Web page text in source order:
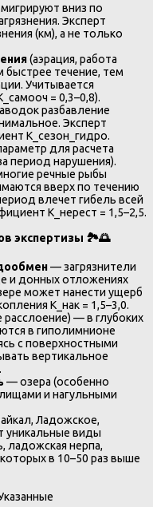
вниз по
Эксперт
(км), а не только
(аэрация, работа
течение, тем
Учитывается
= 0,3–0,8).
разбавление
Эксперт
K_сезон_гидро.
для расчета
период нарушения).
речные рыбы
вверх по течению
влечет гибель всей
K_нерест = 1,5–2,5.
экспертизы 🏞🌅
— загрязнители
и донных отложениях
может нанести ущерб
K_нак = 1,5–3,0.
расслоение) — в глубоких
в гиполимнионе
с поверхностными
вертикальное
— озера (особенно
и нагульными
Ладожское,
уникальные виды
ладожская нерпа,
в 10–50 раз выше